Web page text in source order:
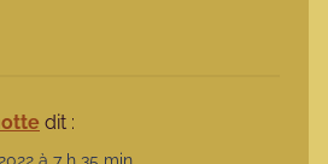
dit :
à 7 h 35 min